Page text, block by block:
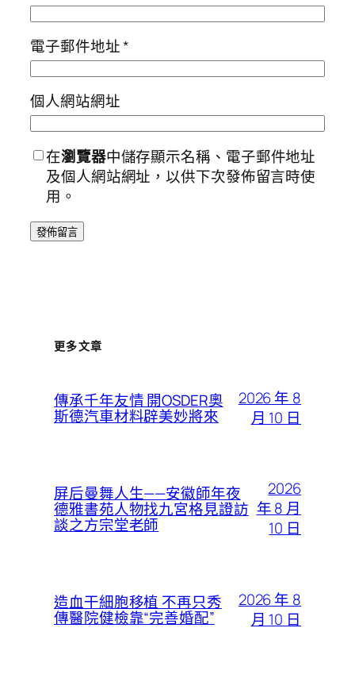
電子郵件地址*
個人網站網址
在瀏覽器中儲存顯示名稱、電子郵件地址
及個人網站網址，以供下次發佈留言時使
用。
更多文章
傳承千年友情 開OSDER奧
斯德汽車材料辟美妙將來
2026 年 8
月 10 日
屏后曼舞人生——安徽師年夜
德雅書苑人物找九宮格見證訪
談之方宗堂老師
2026
年 8 月
10 日
造血干細胞移植 不再只秀
傳醫院健檢靠“完善婚配”
2026 年 8
月 10 日